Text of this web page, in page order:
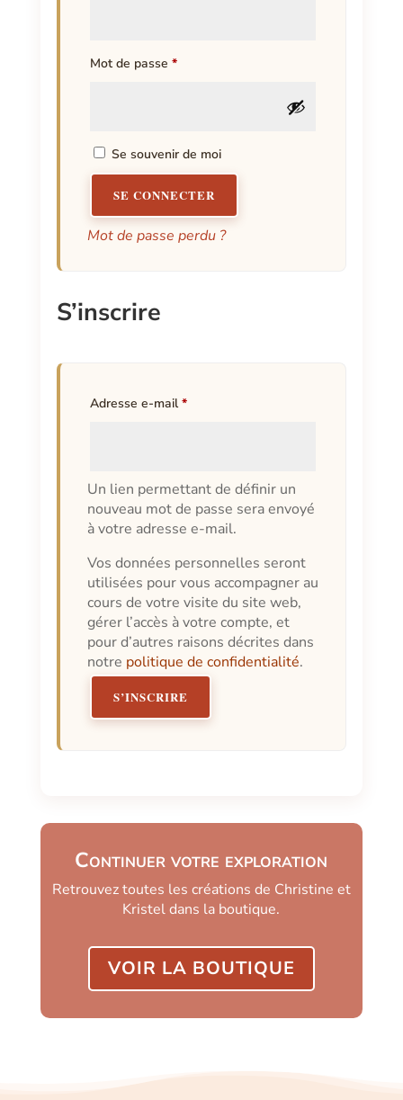
Mot de passe *Obligatoire
Se souvenir de moi
SE CONNECTER
Mot de passe perdu ?
S’inscrire
Adresse e-mail*Obligatoire
Un lien permettant de définir un
nouveau mot de passe sera envoyé
à votre adresse e-mail.
Vos données personnelles seront
utilisées pour vous accompagner au
cours de votre visite du site web,
gérer l’accès à votre compte, et
pour d’autres raisons décrites dans
notre politique de confidentialité.
S’INSCRIRE
Continuer votre exploration
Retrouvez toutes les créations de Christine et
Kristel dans la boutique.
VOIR LA BOUTIQUE